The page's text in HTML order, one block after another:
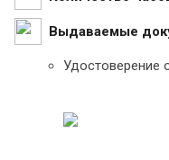
Выдаваемые
Удостоверение